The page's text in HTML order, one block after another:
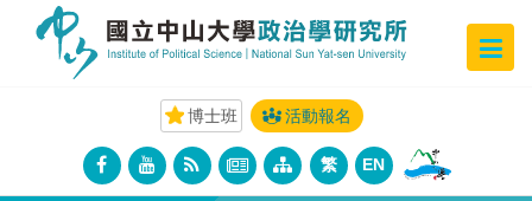
博士班 活動報名
繁 EN